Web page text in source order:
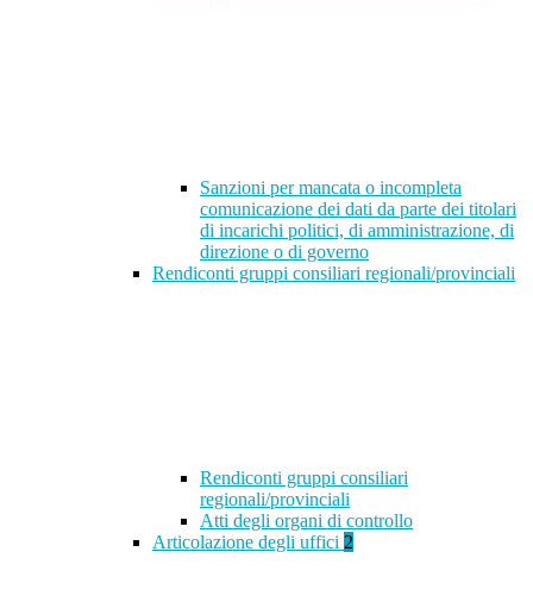
Sanzioni per mancata o incompleta
comunicazione dei dati da parte dei titolari
di incarichi politici, di amministrazione, di
direzione o di governo
Rendiconti gruppi consiliari regionali/provinciali
Rendiconti gruppi consiliari
regionali/provinciali
Atti degli organi di controllo
Articolazione degli uffici 2